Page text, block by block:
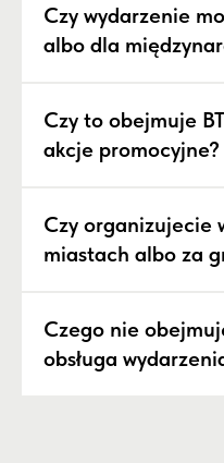
Czy wydarzenie
albo dla
Czy to obejmuje
akcje promocyjne?
Czy organizujecie
miastach albo za
Czego nie
obsługa